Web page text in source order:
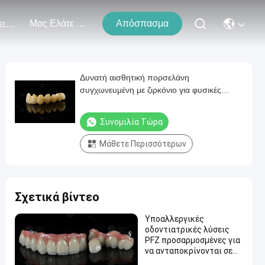
Εκδηλώσεις Μας Ελάτε Σε Επαφή Με Απόσπασμα
Δυνατή αισθητική πορσελάνη
συγχωνευμένη με ζιρκόνιο για φυσικές
Συνομιλία Τώρα
Μάθετε Περισσότερων
Σχετικά βίντεο
Υποαλλεργικές
οδοντιατρικές λύσεις
PFZ προσαρμοσμένες για
να ανταποκρίνονται σε